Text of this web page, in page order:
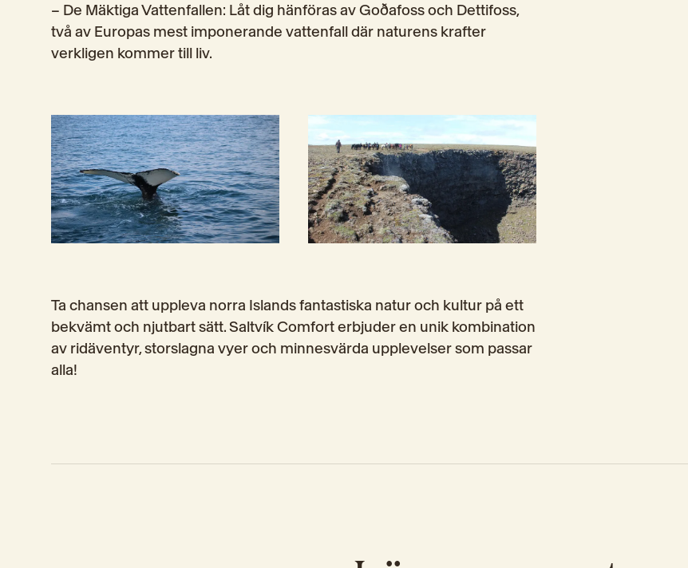
– De Mäktiga Vattenfallen: Låt dig hänföras av Goðafoss och Dettifoss,
två av Europas mest imponerande vattenfall där naturens krafter
verkligen kommer till liv.
Ta chansen att uppleva norra Islands fantastiska natur och kultur på ett
bekvämt och njutbart sätt. Saltvík Comfort erbjuder en unik kombination
av ridäventyr, storslagna vyer och minnesvärda upplevelser som passar
alla!